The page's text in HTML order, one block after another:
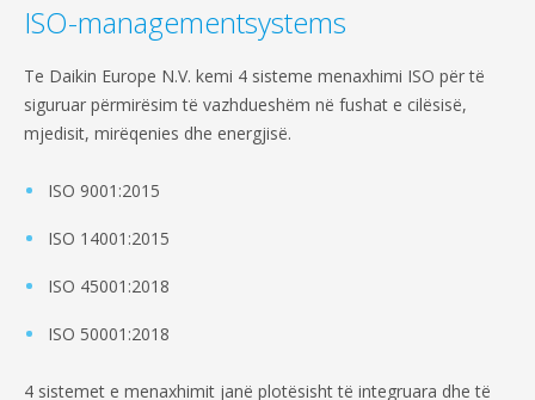
ISO-managementsystems
Te Daikin Europe N.V. kemi 4 sisteme menaxhimi ISO për të
siguruar përmirësim të vazhdueshëm në fushat e cilësisë,
mjedisit, mirëqenies dhe energjisë.
ISO 9001:2015
ISO 14001:2015
ISO 45001:2018
ISO 50001:2018
4 sistemet e menaxhimit janë plotësisht të integruara dhe të